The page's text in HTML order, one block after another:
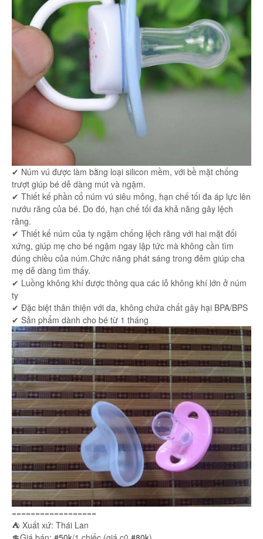
✔ Núm vú được làm bằng loại silicon mềm, với bề mặt chống
trượt giúp bé dễ dàng mút và ngậm.
✔ Thiết kế phần cổ núm vú siêu mỏng, hạn chế tối đa áp lực lên
nướu răng của bé. Do đó, hạn chế tối đa khả năng gây lệch
răng.
✔ Thiết kế núm của ty ngậm chống lệch răng với hai mặt đối
xứng, giúp mẹ cho bé ngậm ngay lập tức mà không cần tìm
đúng chiều của núm.Chức năng phát sáng trong đêm giúp cha
mẹ dễ dàng tìm thấy.
✔ Luồng không khí được thông qua các lỗ không khí lớn ở núm
ty
✔ Đặc biệt thân thiện với da, không chứa chất gây hại BPA/BPS
✔ Sản phẩm dành cho bé từ 1 tháng
==================
⛺ Xuất xứ: Thái Lan